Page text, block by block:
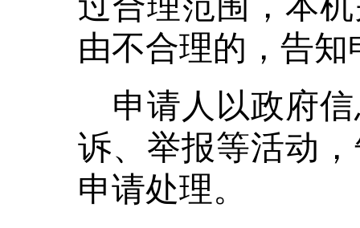
由不合理的，告
申请人以政府
诉、举报等活动
申请处理。